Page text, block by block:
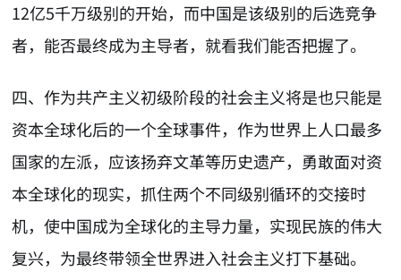
12亿5千万级别的开始，而中国是该级别的后选竞争
者，能否最终成为主导者，就看我们能否把握了。
四、作为共产主义初级阶段的社会主义将是也只能是
资本全球化后的一个全球事件，作为世界上人口最多
国家的左派，应该扬弃文革等历史遗产，勇敢面对资
本全球化的现实，抓住两个不同级别循环的交接时
机，使中国成为全球化的主导力量，实现民族的伟大
复兴，为最终带领全世界进入社会主义打下基础。